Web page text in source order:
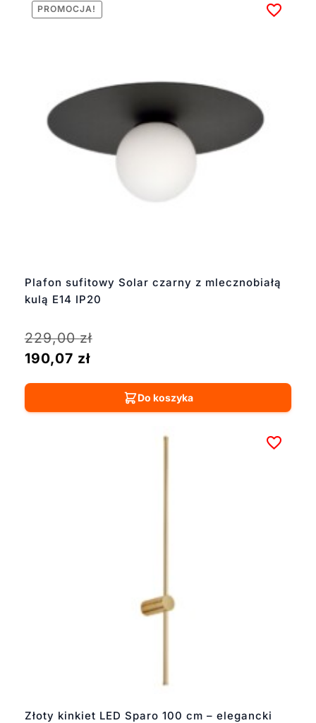
Plafon sufitowy Solar czarny z mlecznobiałą
kulą E14 IP20
PROMOCJA!
229,00zł
190,07 zł
Do koszyka
Złoty kinkiet LED Sparo 100 cm – elegancki